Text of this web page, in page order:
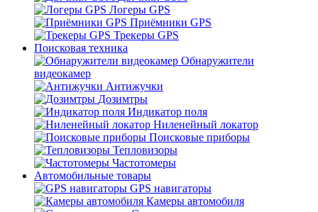
Логеры GPS
Приёмники GPS
Трекеры GPS
Поисковая техника
Обнаружители
видеокамер
Антижучки
Дозимтры
Индикатор поля
Ниленейный локатор
Поисковые приборы
Тепловизоры
Частотомеры
Автомобильные товары
GPS навигаторы
Камеры автомобиля